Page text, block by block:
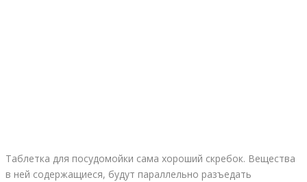
Таблетка для посудомойки сама хороший скребок. Вещества
в ней содержащиеся, будут параллельно разъедать